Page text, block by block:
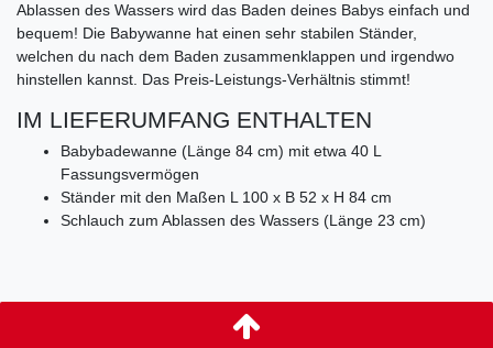
Ablassen des Wassers wird das Baden deines Babys einfach und
bequem! Die Babywanne hat einen sehr stabilen Ständer,
welchen du nach dem Baden zusammenklappen und irgendwo
hinstellen kannst. Das Preis-Leistungs-Verhältnis stimmt!
IM LIEFERUMFANG ENTHALTEN
Babybadewanne (Länge 84 cm) mit etwa 40 L
Fassungsvermögen
Ständer mit den Maßen L 100 x B 52 x H 84 cm
Schlauch zum Ablassen des Wassers (Länge 23 cm)